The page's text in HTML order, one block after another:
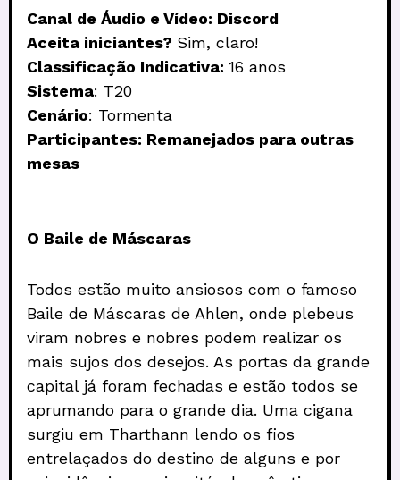
Canal de Áudio e Vídeo: Discord
Aceita iniciantes? Sim, claro!
Classificação Indicativa: 16 anos
Sistema: T20
Cenário: Tormenta
Participantes: Remanejados para outras
mesas
O Baile de Máscaras
Todos estão muito ansiosos com o famoso
Baile de Máscaras de Ahlen, onde plebeus
viram nobres e nobres podem realizar os
mais sujos dos desejos. As portas da grande
capital já foram fechadas e estão todos se
aprumando para o grande dia. Uma cigana
surgiu em Tharthann lendo os fios
entrelaçados do destino de alguns e por